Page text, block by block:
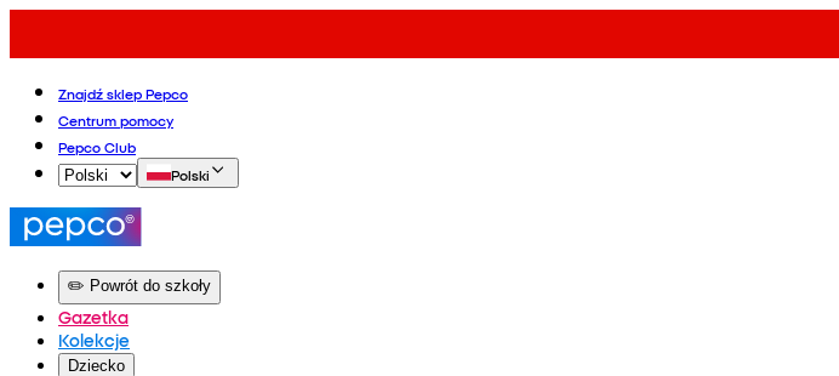
Znajdź sklep Pepco
Centrum pomocy
Pepco Club
Polski
✏️ Powrót do szkoły
Gazetka
Kolekcje
Dziecko